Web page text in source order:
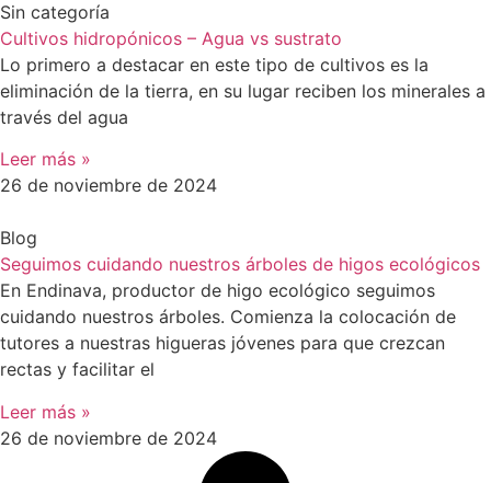
Sin categoría
Cultivos hidropónicos – Agua vs sustrato
Lo primero a destacar en este tipo de cultivos es la
eliminación de la tierra, en su lugar reciben los minerales a
través del agua
Leer más »
26 de noviembre de 2024
Blog
Seguimos cuidando nuestros árboles de higos ecológicos
En Endinava, productor de higo ecológico seguimos
cuidando nuestros árboles. Comienza la colocación de
tutores a nuestras higueras jóvenes para que crezcan
rectas y facilitar el
Leer más »
26 de noviembre de 2024